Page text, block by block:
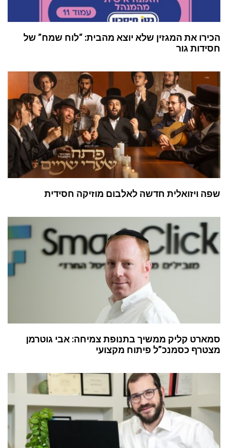
הכירו את המגזין שלא יוצא מהבית: “לוח שמח” של
חסידות גור
שפה ויזואלית חדשה לאלבום מוזיקה חסידית
סמארט קליק ממשיך בתנופת צמיחה: אבי גוטרמן
מצטרף כסמנכ”ל פיתוח מקצועי